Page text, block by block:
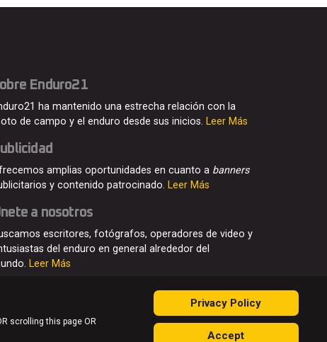
Enduro21
ha mantenido una estrecha relación con la
de campo y el enduro desde sus inicios. Leer Más
amplias oportunidades en cuanto a banners
y contenido patrocinado. Leer Más
a nosotros
escritores, fotógrafos, operadores de video y
del enduro en general alrededor del
Leer Más
scrolling this page OR
Privacy Policy
Accept